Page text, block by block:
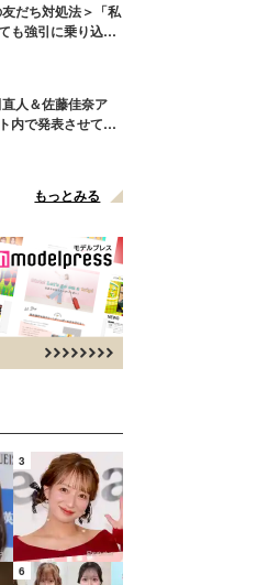
だち対処法＞「私
も強引に乗り込ん
人＆佐藤佳奈ア
内で発表させてい
もっとみる
3
6